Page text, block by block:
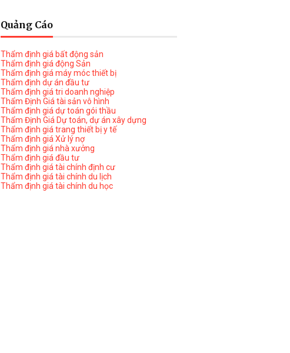
Quảng Cáo
Thẩm định giá bất động sản
Thẩm định giá động Sản
Thẩm định giá máy móc thiết bị
Thẩm định dự án đầu tư
Thẩm định giá tri doanh nghiệp
Thẩm Định Giá tài sản vô hình
Thẩm định giá dự toán gói thầu
Thẩm Định Giá Dự toán, dự án xây dựng
Thẩm định giá trang thiết bị y tế
Thẩm định giá Xử lý nợ
Thẩm định giá nhà xưởng
Thẩm định giá đầu tư
Thẩm định giá tài chính định cư
Thẩm định giá tài chính du lịch
Thẩm định giá tài chính du học